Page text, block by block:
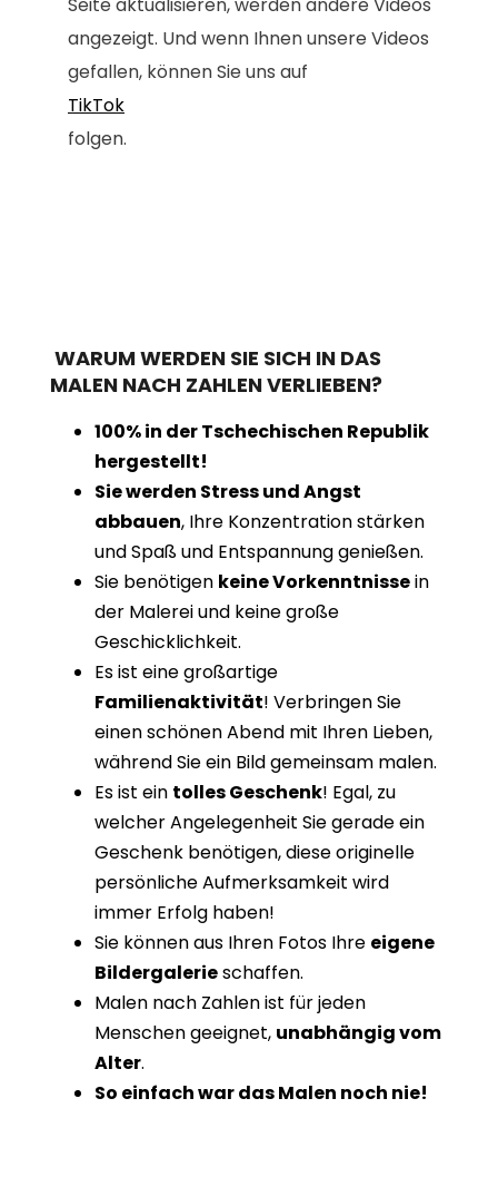
angezeigt. Und wenn Ihnen unsere Videos
gefallen, können Sie uns auf
TikTok
folgen.
WARUM WERDEN SIE SICH IN DAS
MALEN NACH ZAHLEN VERLIEBEN?
100% in der Tschechischen Republik
hergestellt!
Sie werden Stress und Angst
abbauen, Ihre Konzentration stärken
und Spaß und Entspannung genießen.
Sie benötigen keine Vorkenntnissein
der Malerei und keine große
Geschicklichkeit.
Es ist eine großartige
Familienaktivität! Verbringen Sie
einen schönen Abend mit Ihren Lieben,
während Sie ein Bild gemeinsam malen.
Es ist ein tolles Geschenk! Egal, zu
welcher Angelegenheit Sie gerade ein
Geschenk benötigen, diese originelle
persönliche Aufmerksamkeit wird
immer Erfolg haben!
Sie können aus Ihren Fotos Ihre eigene
Bildergalerieschaffen.
Malen nach Zahlen ist für jeden
Menschen geeignet, unabhängig vom
Alter.
So einfach war das Malen noch nie!